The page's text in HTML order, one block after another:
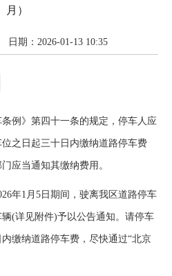
月）
日期：2026-01-13 10:35
》第四十一条的规定，停车人应
之日起三十日内缴纳道路停车费
应当通知其缴纳费用。
年1月5日期间，驶离我区道路停车
(详见附件)予以公告通知。请停车
缴纳道路停车费，尽快通过“北京